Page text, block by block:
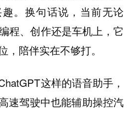
。换句话说，当前无论
程、创作还是车机上，它
，陪伴实在不够打。
这样的语音助手，
速驾驶中也能辅助操控汽